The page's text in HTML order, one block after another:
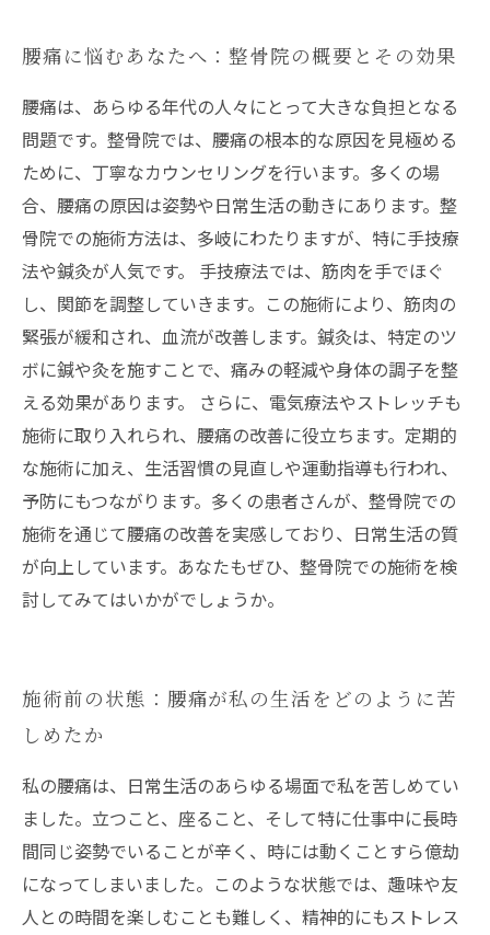
腰痛改善の秘訣：整骨院での施術と生活習慣の
融合
未来への希望：腰痛を打破した私の体験と整骨
院の選び方
腰痛に悩むあなたへ：整骨院の概要とその効果
腰痛は、あらゆる年代の人々にとって大きな負担となる
問題です。整骨院では、腰痛の根本的な原因を見極める
ために、丁寧なカウンセリングを行います。多くの場
合、腰痛の原因は姿勢や日常生活の動きにあります。整
骨院での施術方法は、多岐にわたりますが、特に手技療
法や鍼灸が人気です。 手技療法では、筋肉を手でほぐ
し、関節を調整していきます。この施術により、筋肉の
緊張が緩和され、血流が改善します。鍼灸は、特定のツ
ボに鍼や灸を施すことで、痛みの軽減や身体の調子を整
える効果があります。 さらに、電気療法やストレッチも
施術に取り入れられ、腰痛の改善に役立ちます。定期的
な施術に加え、生活習慣の見直しや運動指導も行われ、
予防にもつながります。多くの患者さんが、整骨院での
施術を通じて腰痛の改善を実感しており、日常生活の質
が向上しています。あなたもぜひ、整骨院での施術を検
討してみてはいかがでしょうか。
施術前の状態：腰痛が私の生活をどのように苦
しめたか
私の腰痛は、日常生活のあらゆる場面で私を苦しめてい
ました。立つこと、座ること、そして特に仕事中に長時
間同じ姿勢でいることが辛く、時には動くことすら億劫
になってしまいました。このような状態では、趣味や友
人との時間を楽しむことも難しく、精神的にもストレス